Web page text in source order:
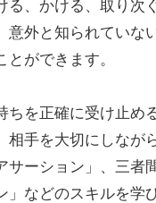
る、かける、取り次
意外と知られていな
とができます。
ちを正確に受け止め
相手を大切にしなが
サーション」、三者
」などのスキルを学